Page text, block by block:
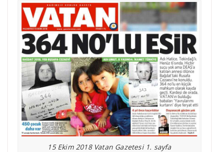
15 Ekim 2018 Vatan Gazetesi 1. sayfa